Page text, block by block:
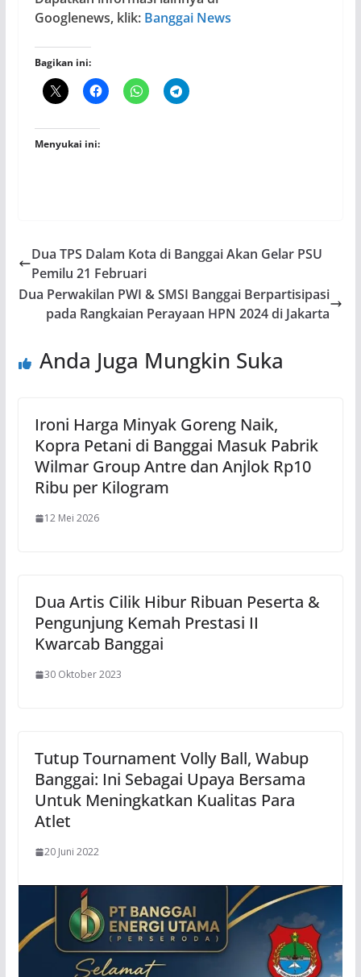
Googlenews, klik: Banggai News
Bagikan ini:
Menyukai ini:
Dua TPS Dalam Kota di Banggai Akan Gelar PSU
Pemilu 21 Februari
Dua Perwakilan PWI & SMSI Banggai Berpartisipasi
pada Rangkaian Perayaan HPN 2024 di Jakarta
Anda Juga Mungkin Suka
Ironi Harga Minyak Goreng Naik,
Kopra Petani di Banggai Masuk Pabrik
Wilmar Group Antre dan Anjlok Rp10
Ribu per Kilogram
12 Mei 2026
Dua Artis Cilik Hibur Ribuan Peserta &
Pengunjung Kemah Prestasi II
Kwarcab Banggai
30 Oktober 2023
Tutup Tournament Volly Ball, Wabup
Banggai: Ini Sebagai Upaya Bersama
Untuk Meningkatkan Kualitas Para
Atlet
20 Juni 2022